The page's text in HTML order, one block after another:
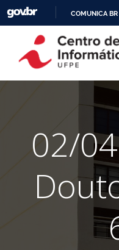
COMUNICA BR
02/